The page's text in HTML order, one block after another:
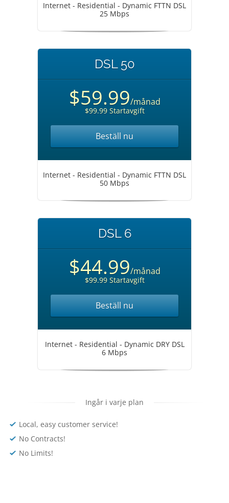
Internet - Residential - Dynamic FTTN DSL
25 Mbps
DSL 50
$59.99/månad
$99.99 Startavgift
Beställ nu
Internet - Residential - Dynamic FTTN DSL
50 Mbps
DSL 6
$44.99/månad
$99.99 Startavgift
Beställ nu
Internet - Residential - Dynamic DRY DSL
6 Mbps
Ingår i varje plan
Local, easy customer service!
No Contracts!
No Limits!